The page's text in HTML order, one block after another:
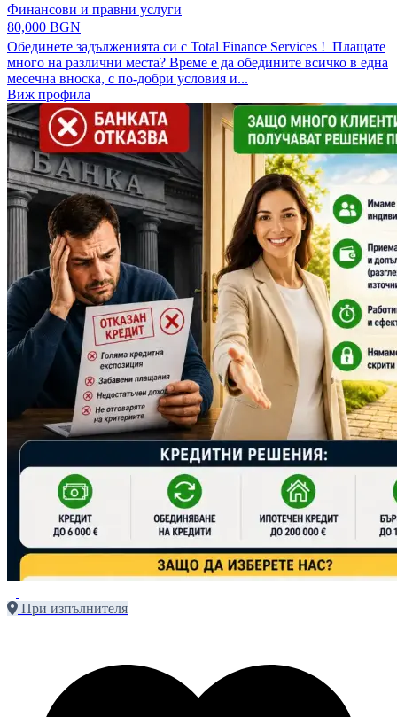
Финансови и правни услуги
80,000 BGN
Обединете задълженията си с Total Finance Services ! Плащате
много на различни места? Време е да обедините всичко в една
месечна вноска, с по-добри условия и...
Виж профила
При изпълнителя